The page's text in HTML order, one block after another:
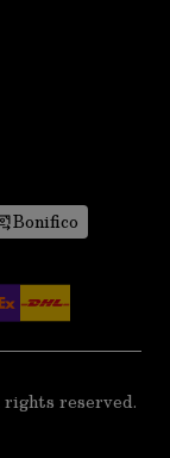
Bonifico
reserved.